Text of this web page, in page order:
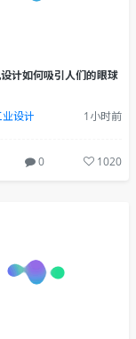
计如何吸引人们的眼球
设计 1小时前
0 1020